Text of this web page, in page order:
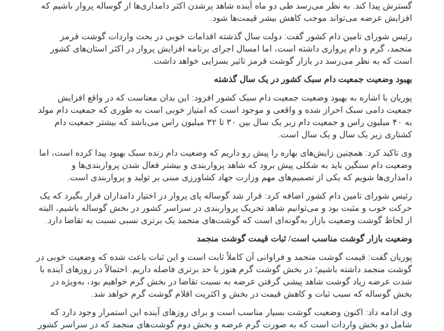
گسترش پیدا کند. به نظر می‌رسد طی دو ماه آینده شاهد پرشدن اکثر دامداری‌ها از گوساله پروار باشیم که
افزایش عرضه می‌تواند موجب کاهش بیشر قیمت‌ها شود.
رئیس شورای تامین دام کشور گفت: دولت سال گذشته اقدامات خوبی در بحث واردات گوشت قرمز
منجمد، گرم و دام پرواری داشته است، اما امسال اجرای برنامه افزایش پروار در اکثر استان‌های کشور
است که به نظر می‌رسد در بازار گوشت قرمز تاثیر بسزایی خواهد داشت.
بهبود وضعیت جمعیت دام سبک کشور در یک سال گذشته
پوریان با اشاره به بهبود وضعیت جمعیت دام سبک کشور افزود: این بدان معناست که در واقع افزایش
جمعیت دامی سبک احراز شده و واقعی و موجود است که امتیاز خوبی است به طوری که جمعیت دام مولد
به ۴۰ میلیون راس و جمعیت دام زیر یک سال بین ۳۰ تا ۳۲ میلیون راس می‌باشد که بیشتر جمعیت دام
کشتاری زیر یک سال و یک سال است.
وی تاکید کرد: همچنین زایش‌های بهاره را پیش رو داریم که وضعیت دام زنده سبک بهبود پیدا کرده است، اما
وضعیت دام سنگین باید به شکلی پیش برود که شاهد پرواربندی و بیشتر فعال شدن پرواربندی‌ها و
دامداری‌ها شویم که یکی از تصمیم‌های مهم وزارت جهاد کشاورزی مبنی بر تولید و پرواربندی است.
رئیس شورای تامین دام کشور اضافه کرد: قرار شد گوساله پای پروار در اختیار دامداران قرار بگیرد که یک
حرکت خوب و مثبت بود و می‌توانیم شاهد تحریک پرواربندی در سراسر کشور در بخش گوساله باشیم، البته
از لحاظ گوشت وضعیت بازار به‌گونه‌ای است که گوشت‌های منجمد یک برتری نسبی نسبت به تقاضا دارد.
وضعیت بازار گوشت مناسب است/ ثبات قیمت گوشت منجمد
پوریان گفت: قیمت گوشت منجمد و فراوانی آن کاملاً ثابت است و این ثبات باعث شده که وضعیت خوبی در
گوشت منجمد داشته باشیم؛ در بخش گوشت گرم هنوز با حد برتری فاصله داریم. احتمالاً در روزهای آینده با
شدت عرضه زیاد گوشت شاهد پیشی گرفتن عرضه به نسبت تقاضا در بخش گرم خواهیم بود، به‌ویژه در
بخش گوساله که سبب ثبات و کاهش قیمت در بخش و اکثریت اقلام گوشت گرم خواهد شد.
وی ادامه داد: اکنون وضعیت گوشت بسیار مناسب است و برای روزهای آینده این استمرار وجود دارد که
شامل دو بخش واردات است که به صورت گرم عرضه و بخش دوم گوشت‌های منجمد که در سراسر کشور